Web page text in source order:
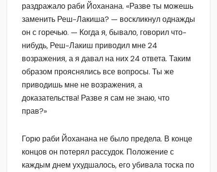
раздражало раби Йоханана. «Разве ты можешь
заменить Реш-Лакиша? — воскликнул однажды
он с горечью. — Когда я, бывало, говорил что-
нибудь, Реш-Лакиш приводил мне 24
возражения, а я давал на них 24 ответа. Таким
образом прояснялись все вопросы. Ты же
приводишь мне не возражения, а
доказательства! Разве я сам не знаю, что
прав?»
Горю раби Йоханана не было предела. В конце
концов он потерял рассудок. Положение с
каждым днем ухудшалось, его убивала тоска по